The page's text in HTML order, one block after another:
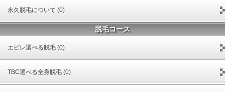
永久脱毛について (0)
脱毛コース
エピレ選べる脱毛 (0)
TBC選べる全身脱毛 (0)